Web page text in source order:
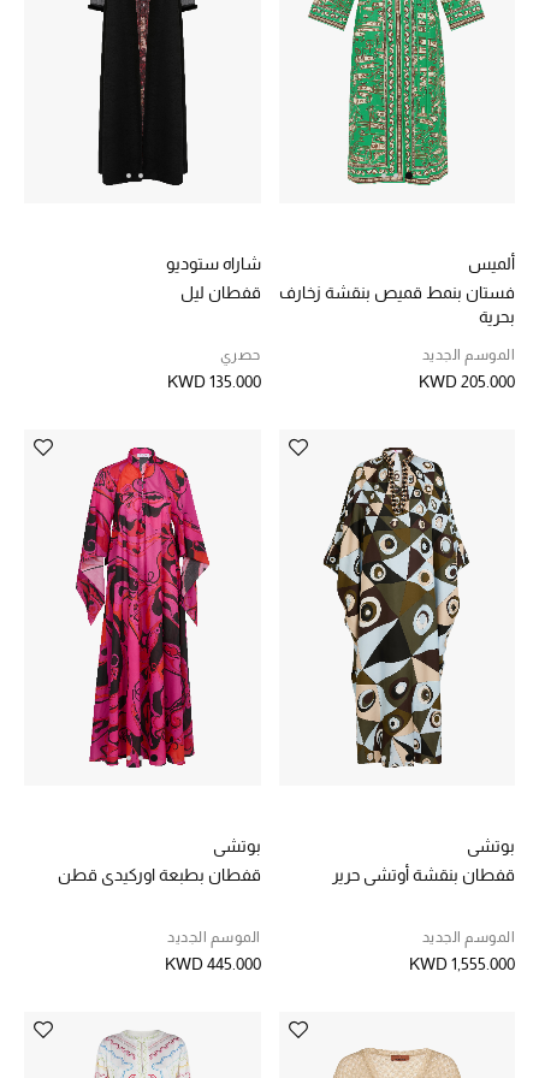
العودة إلى المدرسة
تسوقوا التشكيلة
مستلزمات المنزل
الهدايا
ما وصلنا حديثا
غرفة الطعام
الديكورات والإكسسوارات
الشراشف
الشموع والعطور المنزلية
أبرز المصممين
ألميس
فستان بنمط قميص بنقشة زخارف
بحرية
الموسم الجديد
KWD 205.000
شاراه ستوديو
قفطان ليل
حصري
KWD 135.000
بوتشي
قفطان بنقشة أوتشي حرير
الموسم الجديد
KWD 1,555.000
بوتشي
قفطان بطبعة اوركيدي قطن
الموسم الجديد
KWD 445.000